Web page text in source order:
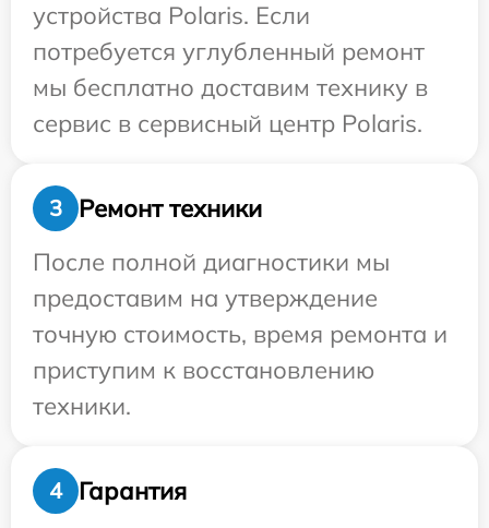
устройства Polaris. Если
потребуется углубленный ремонт
мы бесплатно доставим технику в
сервис в сервисный центр Polaris.
3
Ремонт техники
После полной диагностики мы
предоставим на утверждение
точную стоимость, время ремонта и
приступим к восстановлению
техники.
4
Гарантия